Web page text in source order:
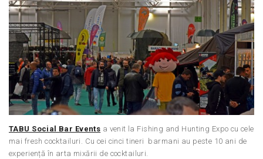
TABU Social Bar Events a venit la Fishing and Hunting Expo cu cele
mai fresh cocktailuri. Cu cei cinci tineri barmani au peste 10 ani de
experiență în arta mixării de cocktailuri.